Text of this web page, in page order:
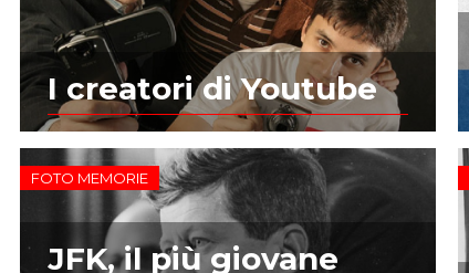
I creatori di Youtube
FOTO MEMORIE
JFK, il più giovane